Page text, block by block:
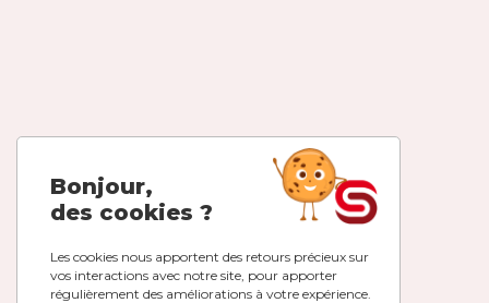
Bonjour,
des cookies ?
Les cookies nous apportent des retours précieux sur
vos interactions avec notre site, pour apporter
régulièrement des améliorations à votre expérience.